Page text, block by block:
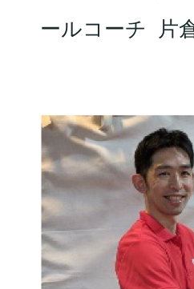
ールコーチ 片